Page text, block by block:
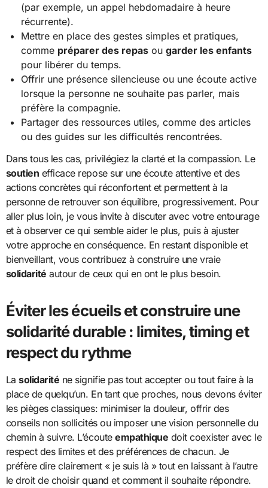
(par exemple, un appel hebdomadaire à heure
récurrente).
Mettre en place des gestes simples et pratiques,
comme préparer des repas ougarder les enfants
pour libérer du temps.
Offrir une présence silencieuse ou une écoute active
lorsque la personne ne souhaite pas parler, mais
préfère la compagnie.
Partager des ressources utiles, comme des articles
ou des guides sur les difficultés rencontrées.
Dans tous les cas, privilégiez la clarté et la compassion. Le
soutien efficace repose sur une écoute attentive et des
actions concrètes qui réconfortent et permettent à la
personne de retrouver son équilibre, progressivement. Pour
aller plus loin, je vous invite à discuter avec votre entourage
et à observer ce qui semble aider le plus, puis à ajuster
votre approche en conséquence. En restant disponible et
bienveillant, vous contribuez à construire une vraie
solidarité autour de ceux qui en ont le plus besoin.
Éviter les écueils et construire une
solidarité durable : limites, timing et
respect du rythme
Lasolidarité ne signifie pas tout accepter ou tout faire à la
place de quelqu’un. En tant que proches, nous devons éviter
les pièges classiques: minimiser la douleur, offrir des
conseils non sollicités ou imposer une vision personnelle du
chemin à suivre. L’écouteempathique doit coexister avec le
respect des limites et des préférences de chacun. Je
préfère dire clairement « je suis là » tout en laissant à l’autre
le droit de choisir quand et comment il souhaite répondre.